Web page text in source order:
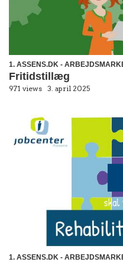
1. ASSENS.DK -
Fritidstillæg
971 views 3. april 2025
1. ASSENS.DK -